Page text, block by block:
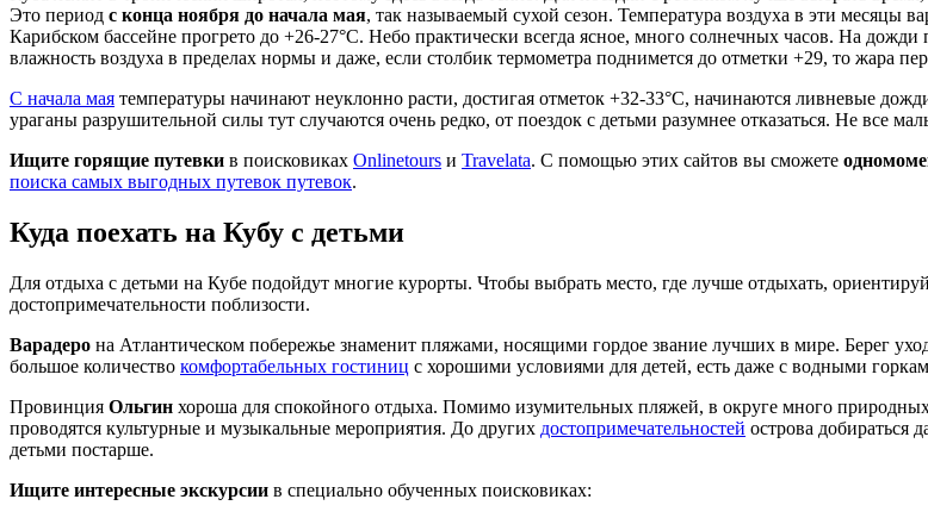
Это период с конца ноября до начала мая, так называемый сухой сезон. Температура воздуха в эти месяцы
Карибском бассейне прогрето до +26-27°C. Небо практически всегда ясное, много солнечных часов. На
влажность воздуха в пределах нормы и даже, если столбик термометра поднимется до отметки +29, то жара
С начала мая температуры начинают неуклонно расти, достигая отметок +32-33°C, начинаются ливневые
ураганы разрушительной силы тут случаются очень редко, от поездок с детьми разумнее отказаться. Не все
Ищите горящие путевки в поисковиках Onlinetours и Travelata. С помощью этих сайтов вы сможете
поиска самых выгодных путевок путевок.
Куда поехать на Кубу с детьми
Для отдыха с детьми на Кубе подойдут многие курорты. Чтобы выбрать место, где лучше отдыхать,
достопримечательности поблизости.
Варадеро на Атлантическом побережье знаменит пляжами, носящими гордое звание лучших в мире. Берег
большое количество комфортабельных гостиниц с хорошими условиями для детей, есть даже с водными
Провинция Ольгин хороша для спокойного отдыха. Помимо изумительных пляжей, в округе много
проводятся культурные и музыкальные мероприятия. До других достопримечательностей острова добираться
детьми постарше.
Ищите интересные экскурсии в специально обученных поисковиках: